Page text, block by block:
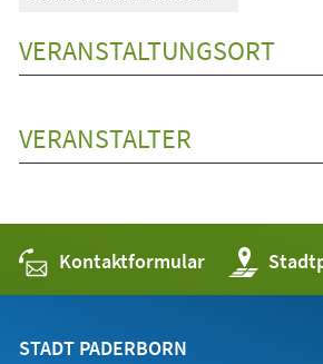
VERANSTALTUNGSORT
VERANSTALTER
Kontaktformular (Öffnet
in
einem
STADT PADERBORN